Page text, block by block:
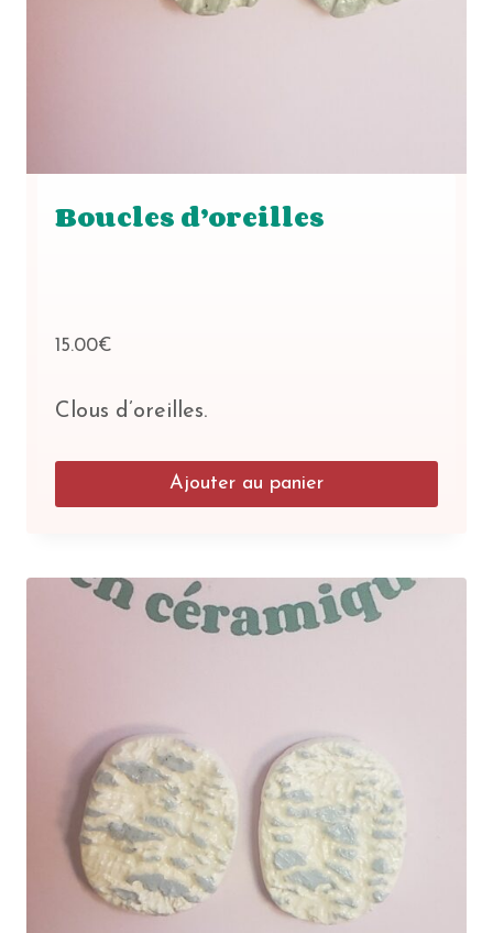
Boucles d’oreilles
15.00€
Clous d’oreilles.
Ajouter au panier